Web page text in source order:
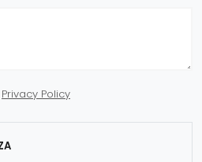
Privacy Policy